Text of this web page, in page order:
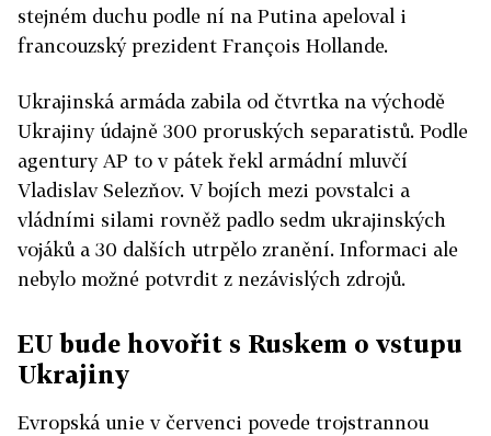
stejném duchu podle ní na Putina apeloval i
francouzský prezident François Hollande.
Ukrajinská armáda zabila od čtvrtka na východě
Ukrajiny údajně 300 proruských separatistů. Podle
agentury AP to v pátek řekl armádní mluvčí
Vladislav Selezňov. V bojích mezi povstalci a
vládními silami rovněž padlo sedm ukrajinských
vojáků a 30 dalších utrpělo zranění. Informaci ale
nebylo možné potvrdit z nezávislých zdrojů.
EU bude hovořit s Ruskem o vstupu
Ukrajiny
Evropská unie v červenci povede trojstrannou